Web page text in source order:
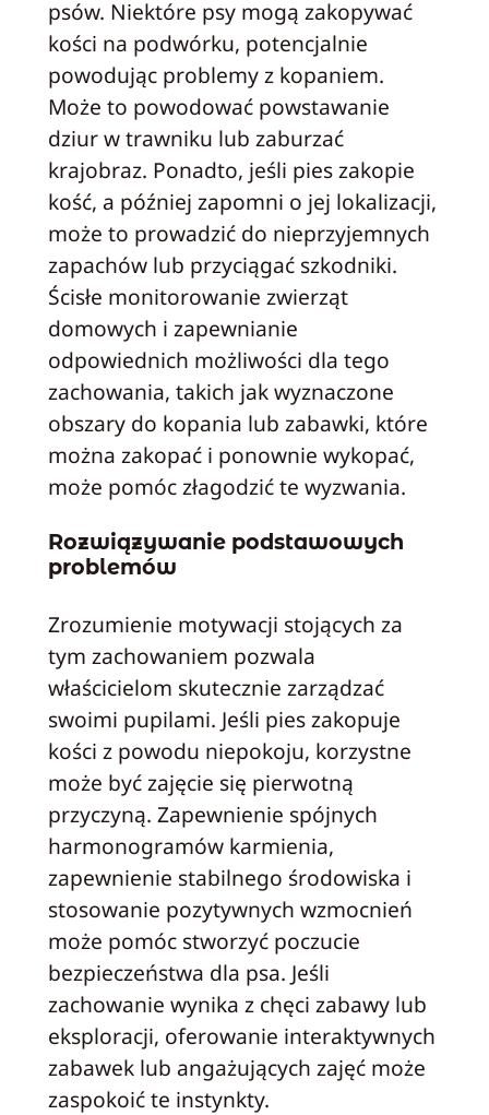
psów. Niektóre psy mogą zakopywać
kości na podwórku, potencjalnie
powodując problemy z kopaniem.
Może to powodować powstawanie
dziur w trawniku lub zaburzać
krajobraz. Ponadto, jeśli pies zakopie
kość, a później zapomni o jej lokalizacji,
może to prowadzić do nieprzyjemnych
zapachów lub przyciągać szkodniki.
Ścisłe monitorowanie zwierząt
domowych i zapewnianie
odpowiednich możliwości dla tego
zachowania, takich jak wyznaczone
obszary do kopania lub zabawki, które
można zakopać i ponownie wykopać,
może pomóc złagodzić te wyzwania.
Rozwiązywanie podstawowych
problemów
Zrozumienie motywacji stojących za
tym zachowaniem pozwala
właścicielom skutecznie zarządzać
swoimi pupilami. Jeśli pies zakopuje
kości z powodu niepokoju, korzystne
może być zajęcie się pierwotną
przyczyną. Zapewnienie spójnych
harmonogramów karmienia,
zapewnienie stabilnego środowiska i
stosowanie pozytywnych wzmocnień
może pomóc stworzyć poczucie
bezpieczeństwa dla psa. Jeśli
zachowanie wynika z chęci zabawy lub
eksploracji, oferowanie interaktywnych
zabawek lub angażujących zajęć może
zaspokoić te instynkty.